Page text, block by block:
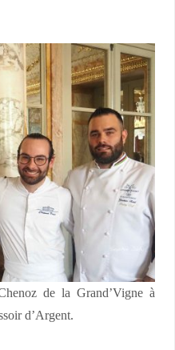
de la Grand’Vigne à
d’Argent.